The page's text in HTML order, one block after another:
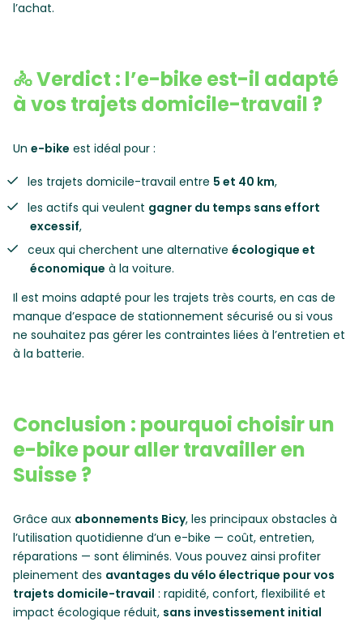
l’achat.
🚴 Verdict : l’e-bike est-il adapté
à vos trajets domicile-travail ?
Un e-bike est idéal pour :
les trajets domicile-travail entre 5 et 40 km,
les actifs qui veulent gagner du temps sans effort
excessif,
ceux qui cherchent une alternativeécologique et
économique à la voiture.
Il est moins adapté pour les trajets très courts, en cas de
manque d’espace de stationnement sécurisé ou si vous
ne souhaitez pas gérer les contraintes liées à l’entretien et
à la batterie.
Conclusion : pourquoi choisir un
e-bike pour aller travailler en
Suisse ?
Grâce aux abonnements Bicy, les principaux obstacles à
l’utilisation quotidienne d’un e-bike — coût, entretien,
réparations — sont éliminés. Vous pouvez ainsi profiter
pleinement des avantages du vélo électrique pour vos
trajets domicile-travail : rapidité, confort, flexibilité et
impact écologique réduit, sans investissement initial